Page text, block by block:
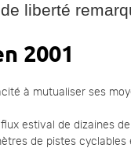
liberté
2001
à mutualiser ses
flux estival de dizaines
de pistes